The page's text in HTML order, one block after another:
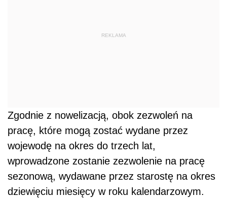
REKLAMA
Zgodnie z nowelizacją, obok zezwoleń na
pracę, które mogą zostać wydane przez
wojewodę na okres do trzech lat,
wprowadzone zostanie zezwolenie na pracę
sezonową, wydawane przez starostę na okres
dziewięciu miesięcy w roku kalendarzowym.